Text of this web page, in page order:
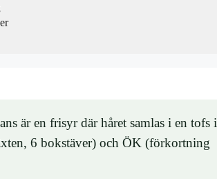
är en frisyr där håret samlas i en tofs i
6 bokstäver) och ÖK (förkortning